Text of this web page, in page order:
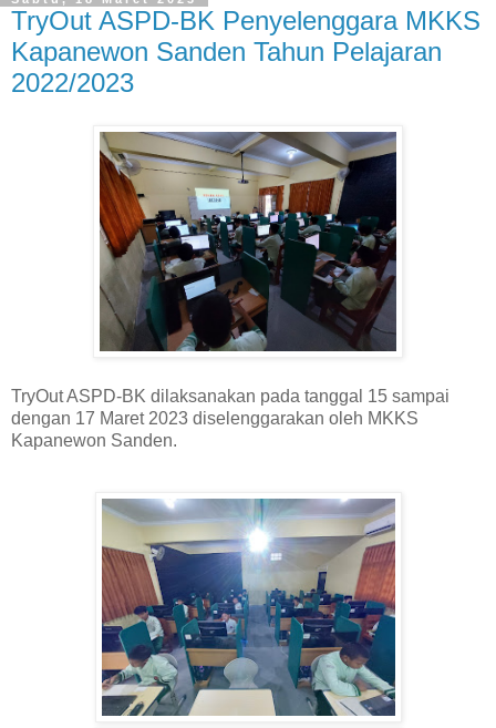
TryOut ASPD-BK Penyelenggara MKKS
Kapanewon Sanden Tahun Pelajaran
2022/2023
TryOut ASPD-BK dilaksanakan pada tanggal 15 sampai
dengan 17 Maret 2023 diselenggarakan oleh MKKS
Kapanewon Sanden.